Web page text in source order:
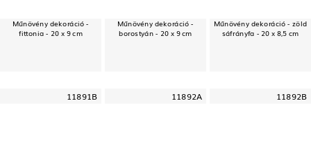
Műnövény dekoráció -
fittonia - 20 x 9 cm
Műnövény dekoráció -
borostyán - 20 x 9 cm
Műnövény dekoráció - zöld
sáfrányfa - 20 x 8,5 cm
11891B 11892A 11892B